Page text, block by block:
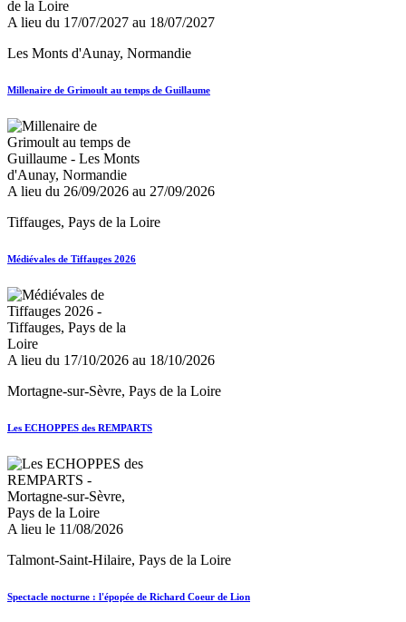
A lieu du 17/07/2027 au 18/07/2027
Les Monts d'Aunay, Normandie
Millenaire de Grimoult au temps de Guillaume
A lieu du 26/09/2026 au 27/09/2026
Tiffauges, Pays de la Loire
Médiévales de Tiffauges 2026
A lieu du 17/10/2026 au 18/10/2026
Mortagne-sur-Sèvre, Pays de la Loire
Les ECHOPPES des REMPARTS
A lieu le 11/08/2026
Talmont-Saint-Hilaire, Pays de la Loire
Spectacle nocturne : l'épopée de Richard Coeur de Lion